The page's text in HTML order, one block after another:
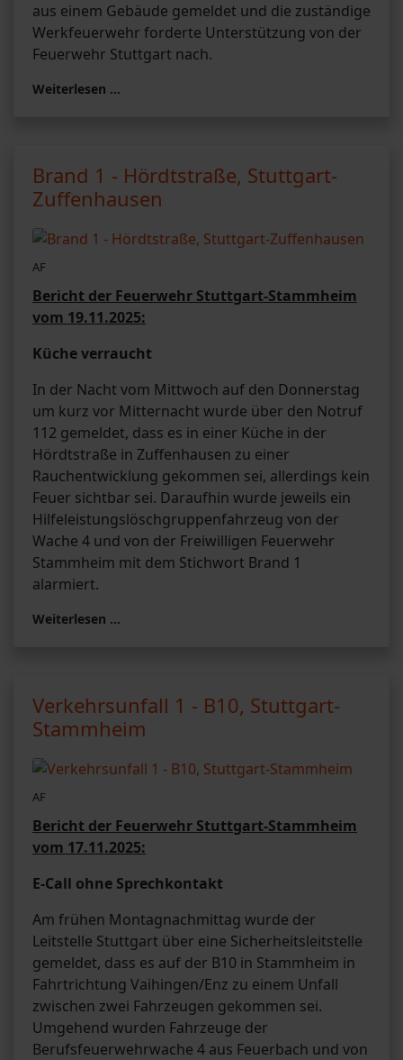
aus einem Gebäude gemeldet und die zuständige
Werkfeuerwehr forderte Unterstützung von der
Feuerwehr Stuttgart nach.
Weiterlesen …
Brand 1 - Hördtstraße, Stuttgart-
Zuffenhausen
AF
Bericht der Feuerwehr Stuttgart-Stammheim
vom 19.11.2025:
Küche verraucht
In der Nacht vom Mittwoch auf den Donnerstag
um kurz vor Mitternacht wurde über den Notruf
112 gemeldet, dass es in einer Küche in der
Hördtstraße in Zuffenhausen zu einer
Rauchentwicklung gekommen sei, allerdings kein
Feuer sichtbar sei. Daraufhin wurde jeweils ein
Hilfeleistungslöschgruppenfahrzeug von der
Wache 4 und von der Freiwilligen Feuerwehr
Stammheim mit dem Stichwort Brand 1
alarmiert.
Weiterlesen …
Verkehrsunfall 1 - B10, Stuttgart-
Stammheim
AF
Bericht der Feuerwehr Stuttgart-Stammheim
vom 17.11.2025:
E-Call ohne Sprechkontakt
Am frühen Montagnachmittag wurde der
Leitstelle Stuttgart über eine Sicherheitsleitstelle
gemeldet, dass es auf der B10 in Stammheim in
Fahrtrichtung Vaihingen/Enz zu einem Unfall
zwischen zwei Fahrzeugen gekommen sei.
Umgehend wurden Fahrzeuge der
Berufsfeuerwehrwache 4 aus Feuerbach und von